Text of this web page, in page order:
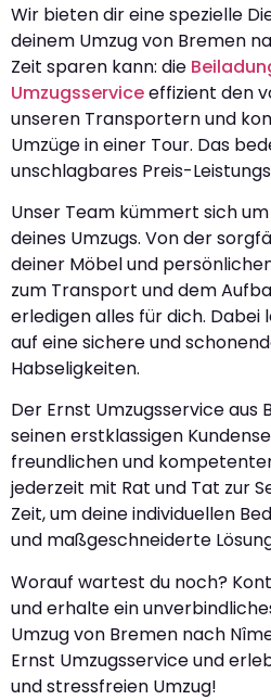
Wir bieten dir eine spezielle
deinem Umzug von Bremen
Zeit sparen kann: die
Umzugsserviceeffizient den
unseren Transportern und
Umzüge in einer Tour. Das
unschlagbares Preis-
Unser Team kümmert sich
deines Umzugs. Von der
deiner Möbel und
zum Transport und dem
erledigen alles für dich.
auf eine sichere und
Habseligkeiten.
Der Ernst Umzugsservice
seinen erstklassigen
freundlichen und
jederzeit mit Rat und Tat zur
Zeit, um deine individuellen
und maßgeschneiderte
Worauf wartest du noch?
und erhalte ein
Umzug von Bremen nach
Ernst Umzugsservice und
und stressfreien Umzug!